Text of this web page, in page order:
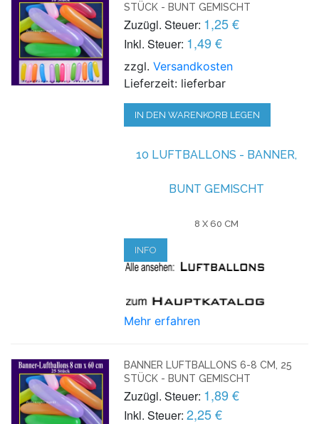
STÜCK - BUNT GEMISCHT
Zuzügl. Steuer: 1,25 €
Inkl. Steuer: 1,49 €
zzgl.Versandkosten
Lieferzeit: lieferbar
IN DEN WARENKORB LEGEN
10 LUFTBALLONS - BANNER,
BUNT GEMISCHT
8 X 60 CM
INFO
Mehr erfahren
BANNER LUFTBALLONS 6-8 CM, 25
STÜCK - BUNT GEMISCHT
Zuzügl. Steuer: 1,89 €
Inkl. Steuer: 2,25 €